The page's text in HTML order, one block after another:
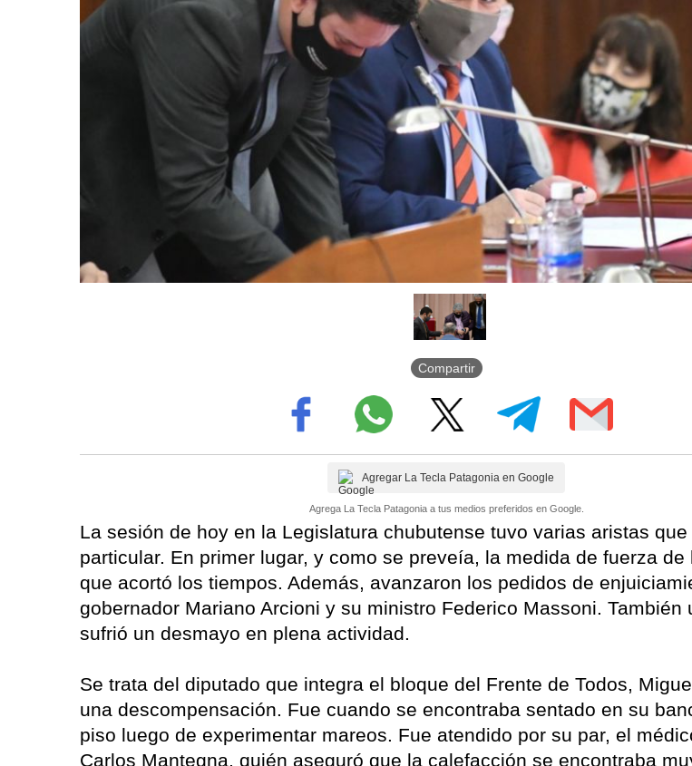
Compartir
Agregar La Tecla Patagonia en Google
Agrega La Tecla Patagonia a tus medios preferidos en Google.
La sesión de hoy en la Legislatura chubutense tuvo varias aristas
particular. En primer lugar, y como se preveía, la medida de fuerza de
que acortó los tiempos. Además, avanzaron los pedidos de
gobernador Mariano Arcioni y su ministro Federico Massoni. También
sufrió un desmayo en plena actividad.
Se trata del diputado que integra el bloque del Frente de Todos,
una descompensación. Fue cuando se encontraba sentado en su
piso luego de experimentar mareos. Fue atendido por su par, el
Carlos Mantegna, quién aseguró que la calefacción se encontraba